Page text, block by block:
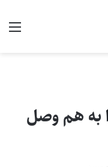
به هم وصل